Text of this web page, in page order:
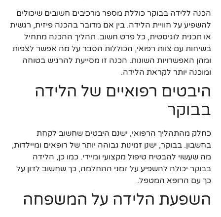
הכנה ללידה בבוקר כוללת מספר מרכיבים חשובים שיכולים
להשפיע על חוויית הלידה. בין אם מדובר בהכנה פיזית, רגשית
או תכנית לוגיסטית, כל פרט חשוב. תהליך ההכנה מתחיל
בשיחות עם צוות רפואי, הכוללות הסבר על מה אפשר לצפות
ומהן האפשרויות השונות. הכנה זו מסייעת להרגיש בטוחה
ומוכנה יותר לקראת הלידה.
היבטים רפואיים של הלידה
בבוקר
כחלק מהתהליך הרפואי, ישנם היבטים שחשוב לקחת
בחשבון. בבוקר, ישנן זמינות גבוהה יותר של רופאים ומיילדות,
מה שעשוי להבטיח טיפול מקצועי ומיידי. כמו כן, הלידה
בבוקר יכולה להשפיע על זמני ההחלמה, כך שחשוב לדון על
כך עם הרופא המטפל.
השפעת הלידה על המשפחה